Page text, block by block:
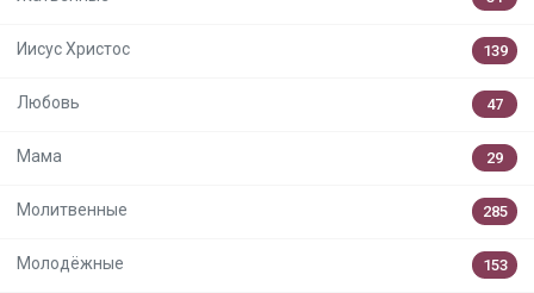
Иисус Христос 139
Любовь 47
Мама 29
Молитвенные 285
Молодёжные 153